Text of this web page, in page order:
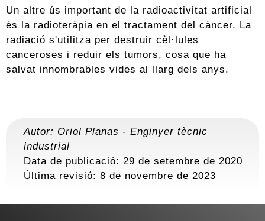
Un altre ús important de la radioactivitat artificial
és la radioteràpia en el tractament del càncer. La
radiació s'utilitza per destruir cèl·lules
canceroses i reduir els tumors, cosa que ha
salvat innombrables vides al llarg dels anys.
Autor: Oriol Planas - Enginyer tècnic
industrial
Data de publicació: 29 de setembre de 2020
Última revisió: 8 de novembre de 2023